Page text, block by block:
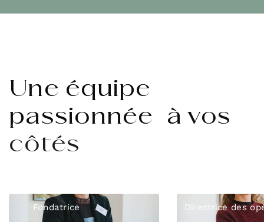
Une équipe
passionnée à vos
côtés
Fondatrice Directrice des